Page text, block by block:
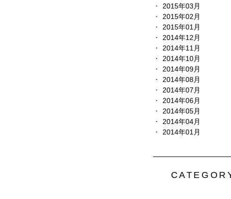
2015年03月
2015年02月
2015年01月
2014年12月
2014年11月
2014年10月
2014年09月
2014年08月
2014年07月
2014年06月
2014年05月
2014年04月
2014年01月